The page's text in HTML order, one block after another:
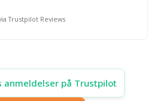
Trustpilot Reviews
anmeldelser på Trustpilot